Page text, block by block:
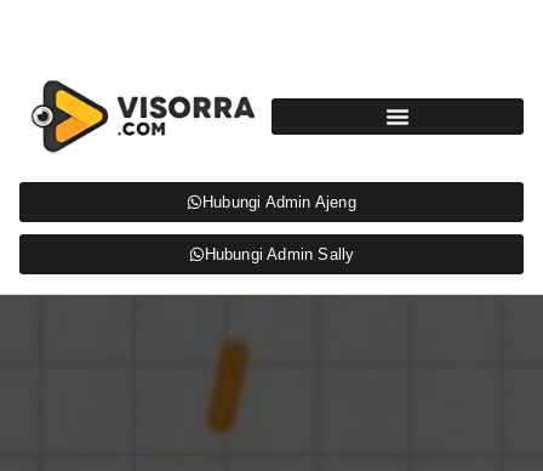
Hubungi Admin Ajeng
Hubungi Admin Sally